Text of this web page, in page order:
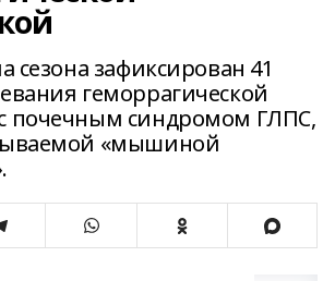
сезона зафиксирован 41
геморрагической
почечным синдромом ГЛПС,
«мышиной